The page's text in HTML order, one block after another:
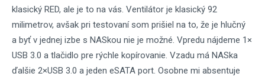
klasický RED, ale je to na vás. Ventilátor je klasický 92
milimetrov, avšak pri testovaní som prišiel na to, že je hlučný
a byť v jednej izbe s NASkou nie je možné. Vpredu nájdeme 1×
USB 3.0 a tlačidlo pre rýchle kopírovanie. Vzadu má NASka
ďalšie 2×USB 3.0 a jeden eSATA port. Osobne mi absentuje